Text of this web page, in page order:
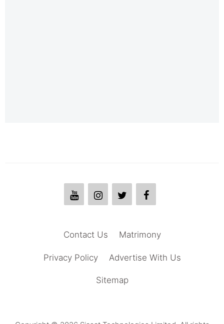
Matrimony
Contact Us
Advertise With Us
Privacy Policy
Sitemap